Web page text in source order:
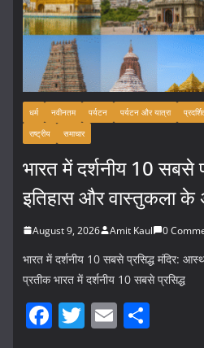
धर्म नवीनतम पर्यटन पर्यटन और यात्रा
राष्ट्रीय
समाचार
भारत में दर्शनीय 10 सबसे
इतिहास और वास्तुकला के
August 9, 2026 Amit Kaul 0
भारत में दर्शनीय 10 सबसे प्रसिद्ध मंदिर:
प्रतीक भारत में दर्शनीय 10 सबसे प्रसिद्ध
F T E